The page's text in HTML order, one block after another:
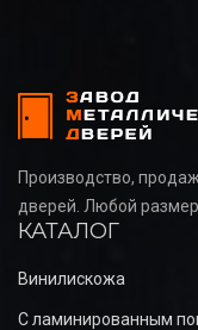
Производство,
дверей. Любой
КАТАЛОГ
Винилискожа
С ламинированным